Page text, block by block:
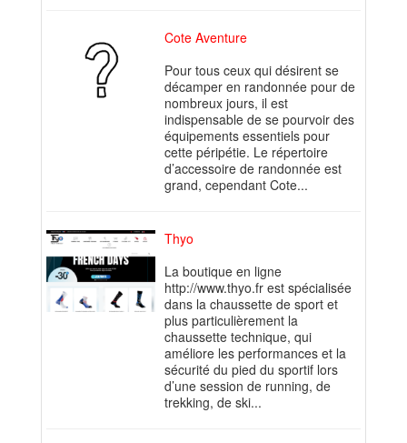
Cote Aventure
Pour tous ceux qui désirent se
décamper en randonnée pour de
nombreux jours, il est
indispensable de se pourvoir des
équipements essentiels pour
cette péripétie. Le répertoire
d’accessoire de randonnée est
grand, cependant Cote...
Thyo
La boutique en ligne
http://www.thyo.fr est spécialisée
dans la chaussette de sport et
plus particulièrement la
chaussette technique, qui
améliore les performances et la
sécurité du pied du sportif lors
d’une session de running, de
trekking, de ski...